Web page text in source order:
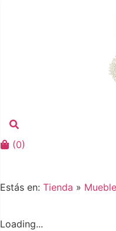
(0)
Estás en: Tienda »
Loading...